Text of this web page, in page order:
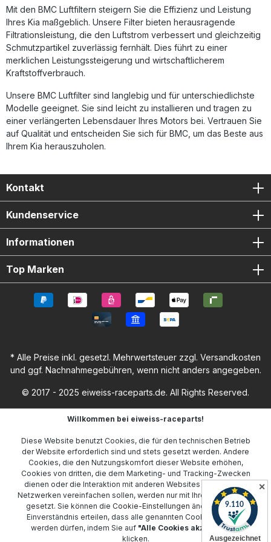
Kombination aus Materialqualität und Technologie sorgt für
eine lange Lebensdauer und hohe Effizienz auch unter
extremen Bedingungen. Erhöhter Luftdurchsatz für
gesteigerte Motorleistung Wiederverwendbares,
waschbares Baumwollfiltermaterial Robuste Bauweise dank
Full-Moulding-Technologie Optimierte Luftströmung für
bessere Gasannahme Langlebiger Schutz vor Staub,
Performance Luftfilter FB957/04 Einbauanleitung
Mit den BMC Luftfiltern steigern Sie die Effizienz und Leistung
Ihres Kia maßgeblich. Unsere Filter bieten herausragende
Filtrationsleistung, die den Luftstrom verbessert und gleichzeitig
Schmutzpartikel zuverlässig fernhält. Dies führt zu einer
merklichen Leistungssteigerung und wirtschaftlicherem
Kraftstoffverbrauch.
Unsere BMC Luftfilter sind langlebig und für unterschiedlichste
Modelle geeignet. Sie sind leicht zu installieren und tragen zu
einer verlängerten Lebensdauer Ihres Motors bei. Vertrauen Sie
auf Qualität und entscheiden Sie sich für BMC, um das Beste aus
Ihrem Kia herauszuholen.
Kontakt
Kundenservice
Informationen
Top Marken
* Alle Preise inkl. gesetzl. Mehrwertsteuer zzgl. Versandkosten
und ggf. Nachnahmegebühren, wenn nicht anders angegeben.
© 2017 - 2025 eiweiss-raceparts.de. All Rights Reserved.
Willkommen bei eiweiss-raceparts!
Diese Website benutzt Cookies, die für den technischen Betrieb
der Website erforderlich sind und stets gesetzt werden. Andere
Cookies, die den Nutzungskomfort dieser Website erhöhen,
Cookies von dritten, die dem Marketing- und Tracking-Zwecken
dienen oder die Interaktion mit anderen Websites und sozialen
Netzwerken vereinfachen sollen, werden nur mit Ihrer Zustimmung
gesetzt. Sie können die Cookie-Einstellungen ändern oder Ihr
Einverständnis erteilen, dass alle genannten Cookies gesetzt
werden dürfen, indem Sie auf "Alle Cookies akzeptieren"
klicken.
✕